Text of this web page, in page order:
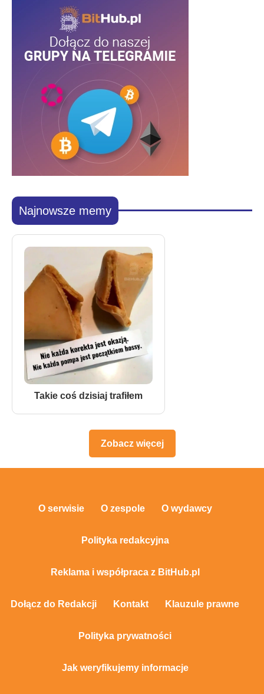
Najnowsze memy
Takie coś dzisiaj trafiłem
Zobacz więcej
O serwisie O zespole O wydawcy
Polityka redakcyjna
Reklama i współpraca z BitHub.pl
Dołącz do Redakcji Kontakt Klauzule prawne
Polityka prywatności
Jak weryfikujemy informacje